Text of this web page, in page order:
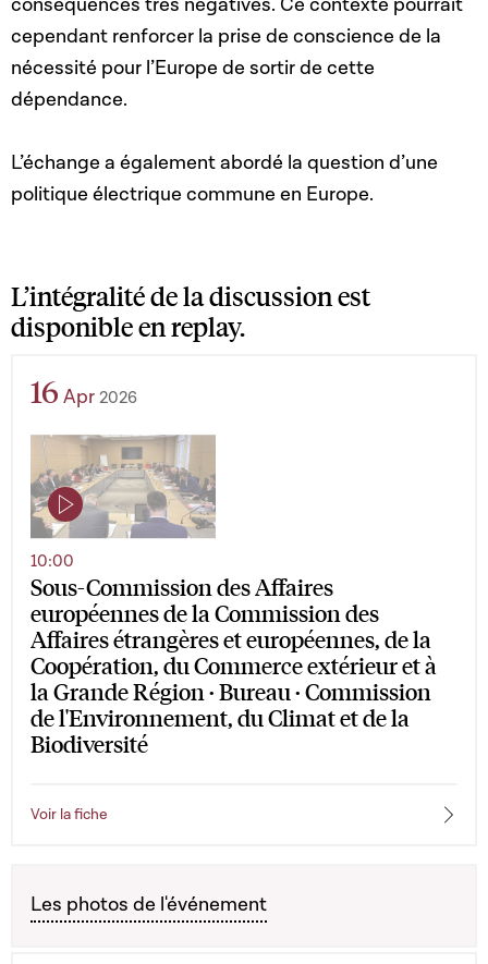
cependant renforcer la prise de conscience de la
nécessité pour l’Europe de sortir de cette
dépendance.
L’échange a également abordé la question d’une
politique électrique commune en Europe.
L’intégralité de la discussion est
disponible en replay.
16 Apr 2026
Sous-Commission des Affaires
européennes de la Commission des
Affaires étrangères et européennes, de la
Coopération, du Commerce extérieur et à
la Grande Région · Bureau · Commission
de l'Environnement, du Climat et de la
Biodiversité
10:00
Voir la fiche
Les photos de l'événement